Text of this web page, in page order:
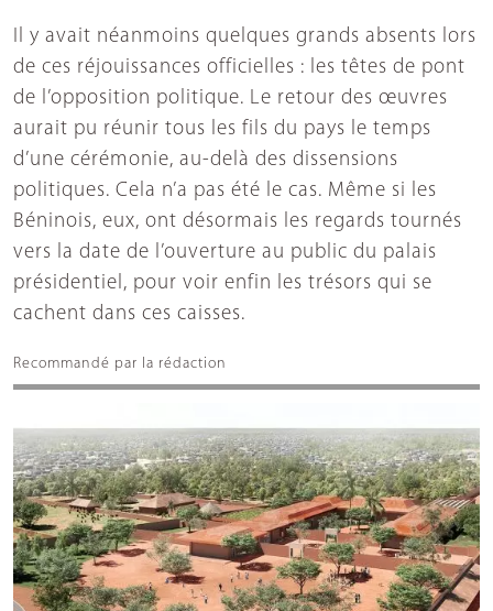
Il y avait néanmoins quelques grands absents lors
de ces réjouissances officielles : les têtes de pont
de l’opposition politique. Le retour des œuvres
aurait pu réunir tous les fils du pays le temps
d’une cérémonie, au-delà des dissensions
politiques. Cela n’a pas été le cas. Même si les
Béninois, eux, ont désormais les regards tournés
vers la date de l’ouverture au public du palais
présidentiel, pour voir enfin les trésors qui se
cachent dans ces caisses.
Recommandé par la rédaction